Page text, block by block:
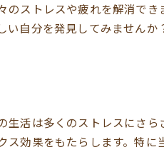
ストレスや疲れを解消で
い自分を発見してみませんか
活は多くのストレスにさ
効果をもたらします。特